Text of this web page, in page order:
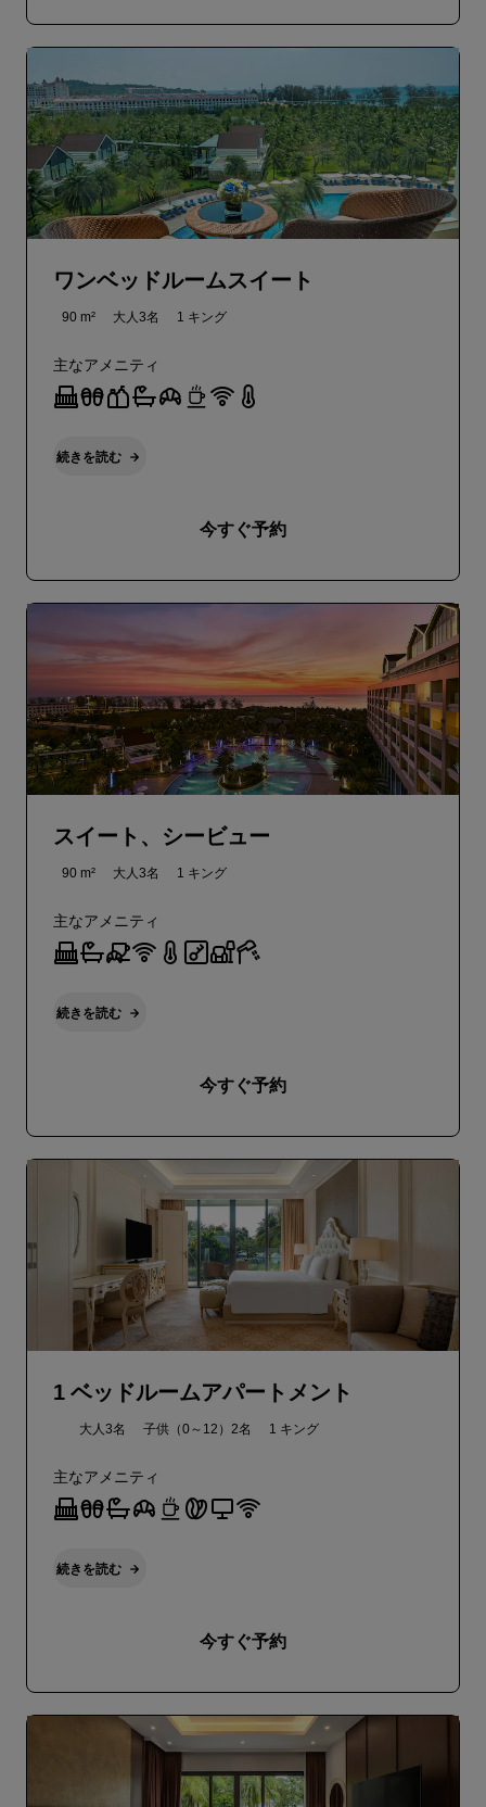
ワンベッドルームスイート
90 m² 大人3名 1 キング
主なアメニティ
続きを読む
今すぐ予約
スイート、シービュー
90 m² 大人3名 1 キング
主なアメニティ
続きを読む
今すぐ予約
1 ベッドルームアパートメント
大人3名 子供（0～12）2名 1 キング
主なアメニティ
続きを読む
今すぐ予約